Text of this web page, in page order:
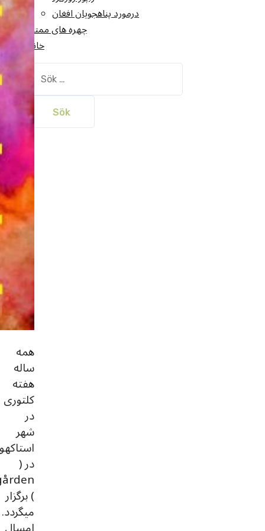
درمورد پناهجويان افغان
چهره های ممتاز
خانه
Sök
efter:
همه
ساله
هفته
کلتوری
در
شهر
در (
) برگزار
میگردد.